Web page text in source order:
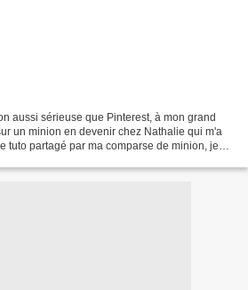
aussi sérieuse que Pinterest, à mon grand
un minion en devenir chez Nathalie qui m'a
tuto partagé par ma comparse de minion, je